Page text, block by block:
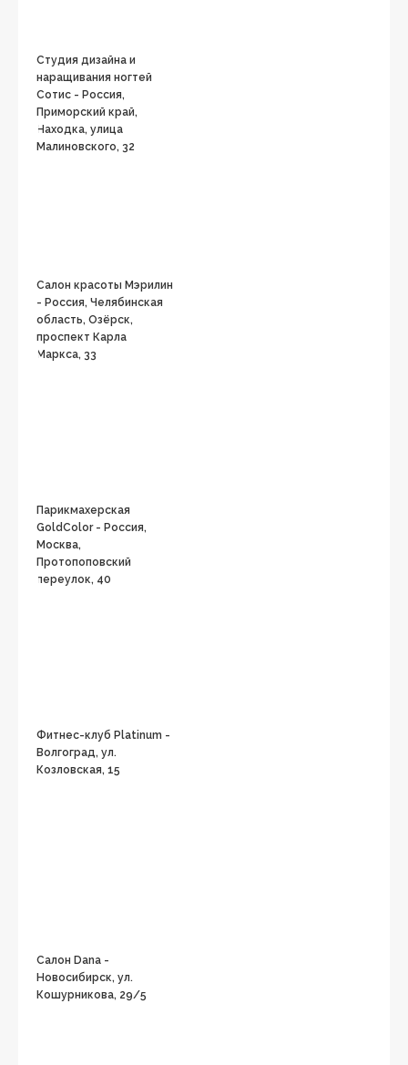
Студия дизайна и
наращивания ногтей
Сотис - Россия,
Приморский край,
Находка, улица
Малиновского, 32
Салон красоты Мэрилин
- Россия, Челябинская
область, Озёрск,
проспект Карла
Маркса, 33
Парикмахерская
GoldColor - Россия,
Москва,
Протопоповский
переулок, 40
Фитнес-клуб Platinum -
Волгоград, ул.
Козловская, 15
Салон Dana -
Новосибирск, ул.
Кошурникова, 29/5